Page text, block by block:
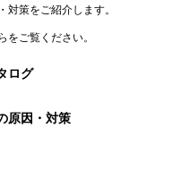
策をご紹介します。
ご覧ください。
ログ
原因・対策